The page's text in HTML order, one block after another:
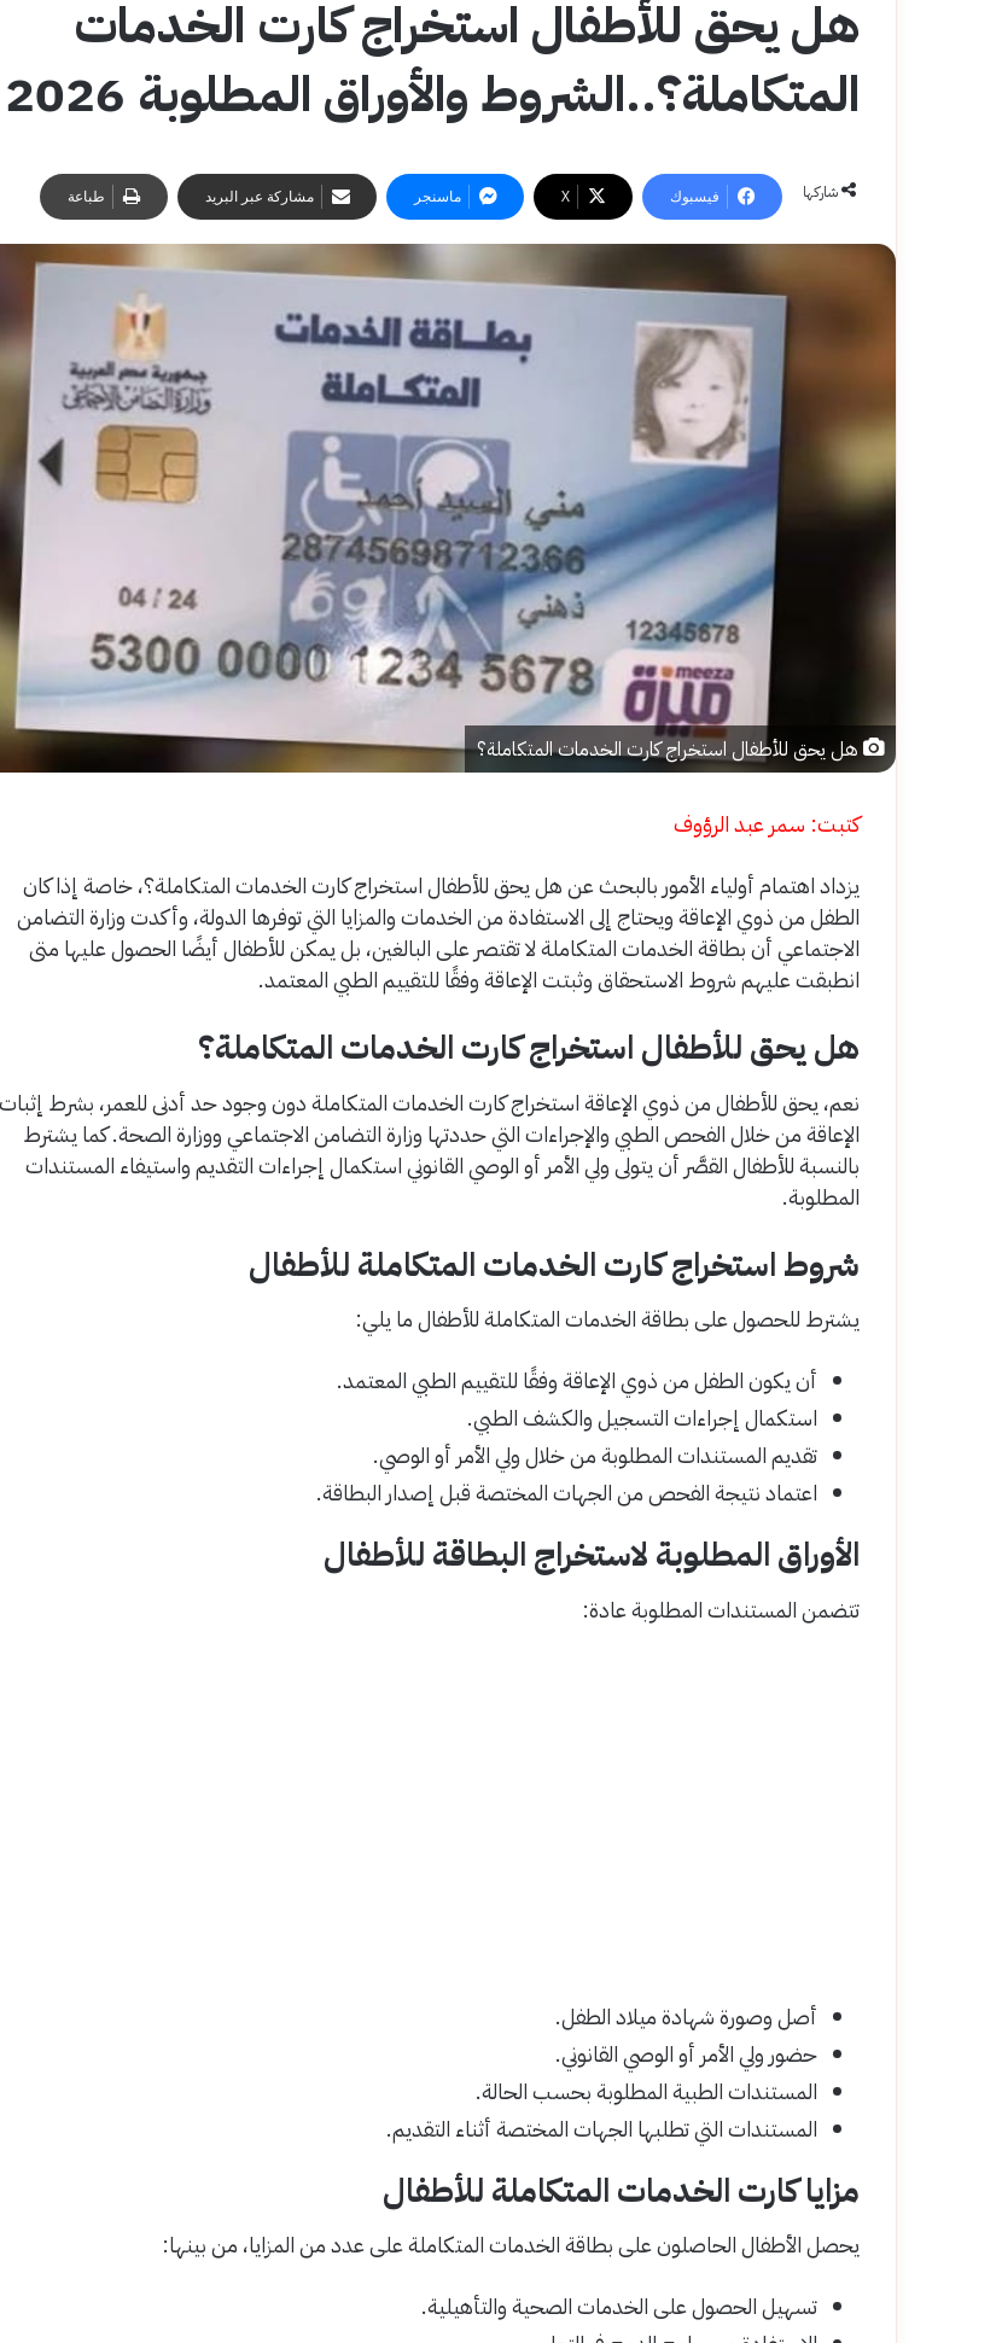
هل يحق للأطفال استخراج كارت الخدمات
المتكاملة؟..الشروط والأوراق المطلوبة 2026
شاركها فيسبوك ‫X ماسنجر مشاركة عبر البريد طباعة
هل يحق للأطفال استخراج كارت الخدمات المتكاملة؟
كتبت: سمر عبد الرؤوف
يزداد اهتمام أولياء الأمور بالبحث عن هل يحق للأطفال استخراج كارت الخدمات المتكاملة؟، خاصة إذا كان
الطفل من ذوي الإعاقة ويحتاج إلى الاستفادة من الخدمات والمزايا التي توفرها الدولة، وأكدت وزارة التضامن
الاجتماعي أن بطاقة الخدمات المتكاملة لا تقتصر على البالغين، بل يمكن للأطفال أيضًا الحصول عليها متى
انطبقت عليهم شروط الاستحقاق وثبتت الإعاقة وفقًا للتقييم الطبي المعتمد.
هل يحق للأطفال استخراج كارت الخدمات المتكاملة؟
نعم، يحق للأطفال من ذوي الإعاقة استخراج كارت الخدمات المتكاملة دون وجود حد أدنى للعمر، بشرط إثبات
الإعاقة من خلال الفحص الطبي والإجراءات التي حددتها وزارة التضامن الاجتماعي ووزارة الصحة. كما يشترط
بالنسبة للأطفال القصَّر أن يتولى ولي الأمر أو الوصي القانوني استكمال إجراءات التقديم واستيفاء المستندات
المطلوبة.
شروط استخراج كارت الخدمات المتكاملة للأطفال
يشترط للحصول على بطاقة الخدمات المتكاملة للأطفال ما يلي:
أن يكون الطفل من ذوي الإعاقة وفقًا للتقييم الطبي المعتمد.
استكمال إجراءات التسجيل والكشف الطبي.
تقديم المستندات المطلوبة من خلال ولي الأمر أو الوصي.
اعتماد نتيجة الفحص من الجهات المختصة قبل إصدار البطاقة.
الأوراق المطلوبة لاستخراج البطاقة للأطفال
تتضمن المستندات المطلوبة عادة:
أصل وصورة شهادة ميلاد الطفل.
حضور ولي الأمر أو الوصي القانوني.
المستندات الطبية المطلوبة بحسب الحالة.
المستندات التي تطلبها الجهات المختصة أثناء التقديم.
مزايا كارت الخدمات المتكاملة للأطفال
يحصل الأطفال الحاصلون على بطاقة الخدمات المتكاملة على عدد من المزايا، من بينها:
تسهيل الحصول على الخدمات الصحية والتأهيلية.